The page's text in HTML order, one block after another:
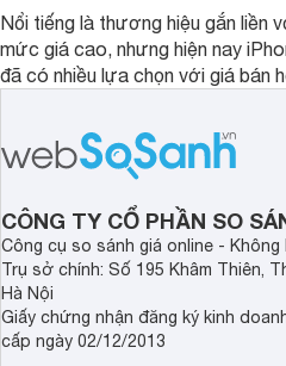
Nổi tiếng là thương hiệu gắn liền
mức giá cao, nhưng hiện nay
đã có nhiều lựa chọn với giá bán
cận sản phẩm chính hãng.
CÔNG TY CỔ PHẦN SO
Công cụ so sánh giá online - Không
Trụ sở chính: Số 195 Khâm Thiên,
Hà Nội
Giấy chứng nhận đăng ký kinh
cấp ngày 02/12/2013